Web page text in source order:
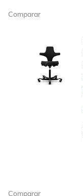
Comparar
Comparar